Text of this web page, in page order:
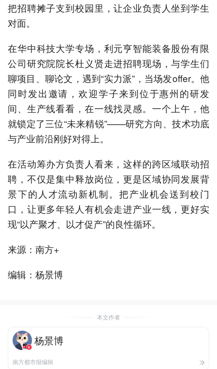
把招聘摊子支到校园里，让企业负责人坐到学生
对面。
在华中科技大学专场，利元亨智能装备股份有限
公司研究院院长杜义贤走进招聘现场，与学生们
聊项目、聊论文，遇到“实力派”，当场发offer。他
同时发出邀请，欢迎学子来到位于惠州的研发
间、生产线看看，在一线找灵感。一个上午，他
就锁定了三位“未来精锐”——研究方向、技术功底
与产业前沿刚好对得上。
在活动筹办方负责人看来，这样的跨区域联动招
聘，不仅是集中释放岗位，更是区域协同发展背
景下的人才流动新机制。把产业机会送到校门
口，让更多年轻人有机会走进产业一线，更好实
现“以产聚才、以才促产”的良性循环。
来源：南方+
编辑：杨景博
本文作者
杨景博
南方都市报编辑